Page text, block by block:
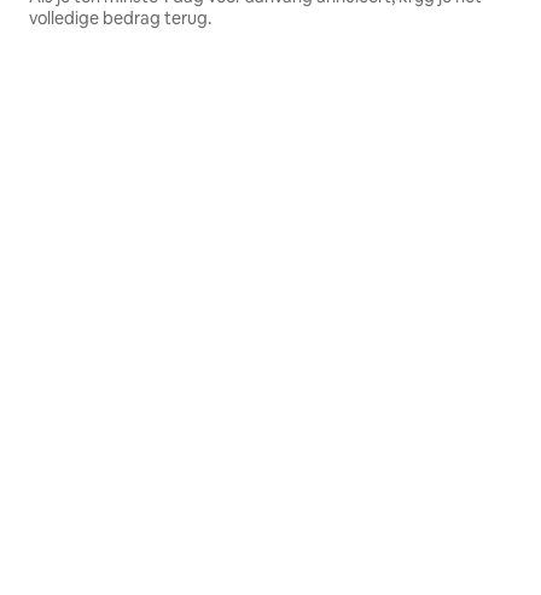
volledige bedrag terug.